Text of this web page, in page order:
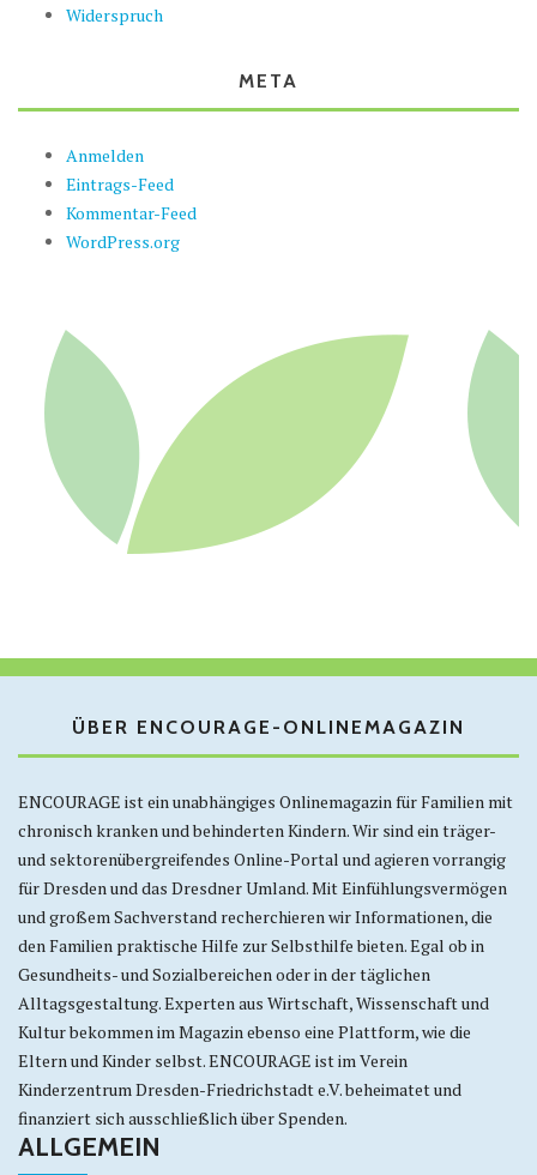
Widerspruch
META
Anmelden
Eintrags-Feed
Kommentar-Feed
WordPress.org
ÜBER ENCOURAGE-ONLINEMAGAZIN
ENCOURAGE ist ein unabhängiges Onlinemagazin für Familien mit
chronisch kranken und behinderten Kindern. Wir sind ein träger-
und sektorenübergreifendes Online-Portal und agieren vorrangig
für Dresden und das Dresdner Umland. Mit Einfühlungsvermögen
und großem Sachverstand recherchieren wir Informationen, die
den Familien praktische Hilfe zur Selbsthilfe bieten. Egal ob in
Gesundheits- und Sozialbereichen oder in der täglichen
Alltagsgestaltung. Experten aus Wirtschaft, Wissenschaft und
Kultur bekommen im Magazin ebenso eine Plattform, wie die
Eltern und Kinder selbst. ENCOURAGE ist im Verein
Kinderzentrum Dresden-Friedrichstadt e.V. beheimatet und
finanziert sich ausschließlich über Spenden.
ALLGEMEIN